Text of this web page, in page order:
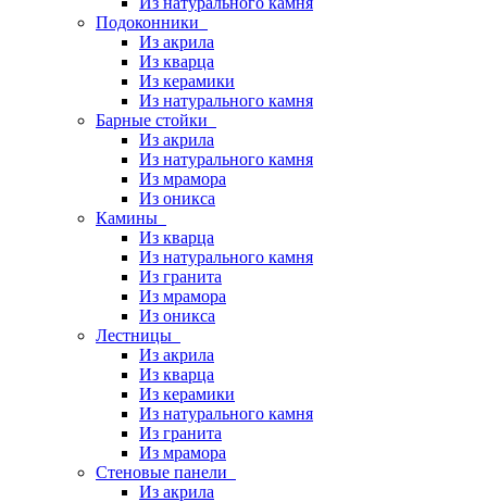
Подоконники
Из акрила
Из кварца
Из керамики
Из натурального камня
Барные стойки
Из акрила
Из натурального камня
Из мрамора
Из оникса
Камины
Из кварца
Из натурального камня
Из гранита
Из мрамора
Из оникса
Лестницы
Из акрила
Из кварца
Из керамики
Из натурального камня
Из гранита
Из мрамора
Стеновые панели
Из акрила